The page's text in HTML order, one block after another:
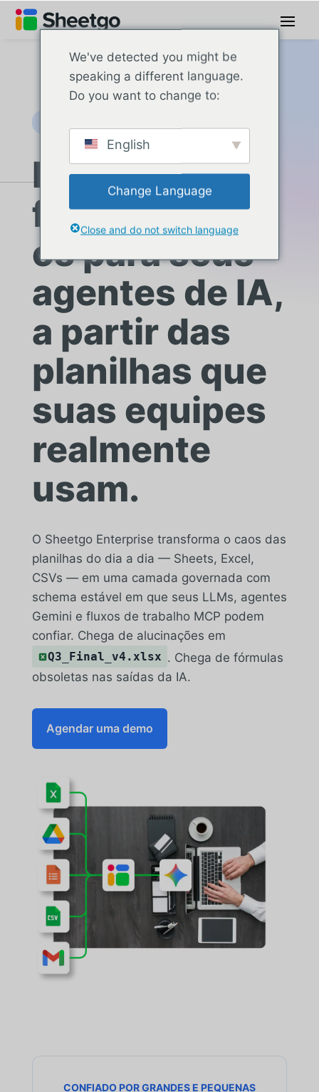
Dados
fundamentad
os para seus
agentes de IA,
a partir das
planilhas que
suas equipes
realmente
usam.
O Sheetgo Enterprise transforma o caos das
planilhas do dia a dia — Sheets, Excel,
CSVs — em uma camada governada com
schema estável em que seus LLMs, agentes
Gemini e fluxos de trabalho MCP podem
confiar. Chega de alucinações em
Q3_Final_v4.xlsx . Chega de fórmulas
obsoletas nas saídas da IA.
Agendar uma demo
CONFIADO POR GRANDES E PEQUENAS
We've detected you might be
speaking a different language.
Do you want to change to:
English
Change Language
Close and do not switch language